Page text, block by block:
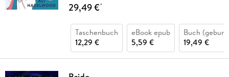
29,49 €*
Taschenbuch
12,29 €
eBook epub
5,59 €
Buch
19,49 €